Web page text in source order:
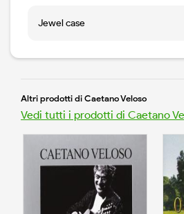
Jewel case
Altri prodotti di Caetano Veloso
Vedi tutti i prodotti di Caetano